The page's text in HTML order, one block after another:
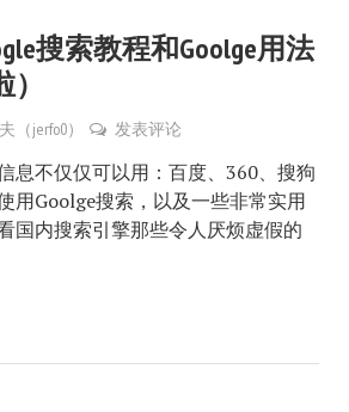
搜索教程和Goolge用法
（jerfo0） 发表评论
息不仅仅可以用：百度、360、搜狗
用Goolge搜索，以及一些非常实用
国内搜索引擎那些令人厌烦虚假的